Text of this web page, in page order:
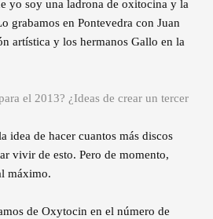
yo soy una ladrona de oxitocina y la
grabamos en Pontevedra con Juan
artística y los hermanos Gallo en la
el 2013? ¿Ideas de crear un tercer
idea de hacer cuantos más discos
vivir de esto. Pero de momento,
máximo.
de Oxytocin en el número de